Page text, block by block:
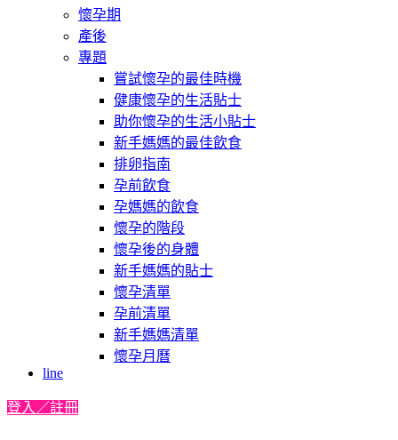
懷孕期
產後
專題
嘗試懷孕的最佳時機
健康懷孕的生活貼士
助你懷孕的生活小貼士
新手媽媽的最佳飲食
排卵指南
孕前飲食
孕媽媽的飲食
懷孕的階段
懷孕後的身體
新手媽媽的貼士
懷孕清單
孕前清單
新手媽媽清單
懷孕月曆
line
登入／註冊